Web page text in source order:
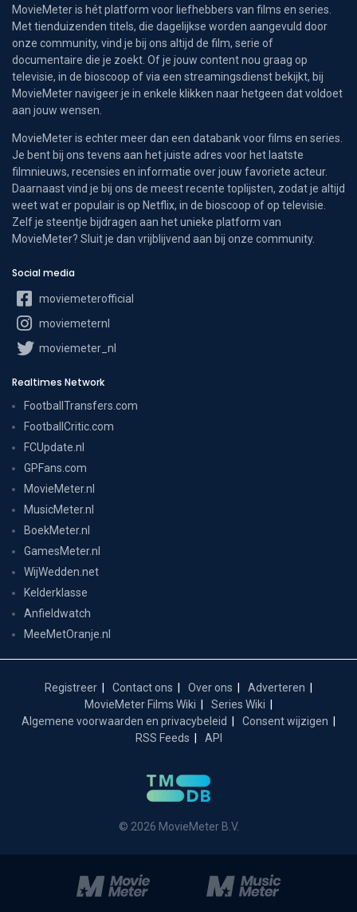
MovieMeter is hét platform voor liefhebbers van films en series.
Met tienduizenden titels, die dagelijkse worden aangevuld door
onze community, vind je bij ons altijd de film, serie of
documentaire die je zoekt. Of je jouw content nou graag op
televisie, in de bioscoop of via een streamingsdienst bekijkt, bij
MovieMeter navigeer je in enkele klikken naar hetgeen dat voldoet
aan jouw wensen.
MovieMeter is echter meer dan een databank voor films en series.
Je bent bij ons tevens aan het juiste adres voor het laatste
filmnieuws, recensies en informatie over jouw favoriete acteur.
Daarnaast vind je bij ons de meest recente toplijsten, zodat je altijd
weet wat er populair is op Netflix, in de bioscoop of op televisie.
Zelf je steentje bijdragen aan het unieke platform van
MovieMeter? Sluit je dan vrijblijvend aan bij onze community.
Social media
moviemeterofficial
moviemeternl
moviemeter_nl
Realtimes Network
FootballTransfers.com
FootballCritic.com
FCUpdate.nl
GPFans.com
MovieMeter.nl
MusicMeter.nl
BoekMeter.nl
GamesMeter.nl
WijWedden.net
Kelderklasse
Anfieldwatch
MeeMetOranje.nl
Registreer Contact ons Over ons
Adverteren
MovieMeter Films Wiki
Series Wiki
Algemene voorwaarden en privacybeleid
Consent wijzigen
RSS Feeds
API
© 2026 MovieMeter B.V.